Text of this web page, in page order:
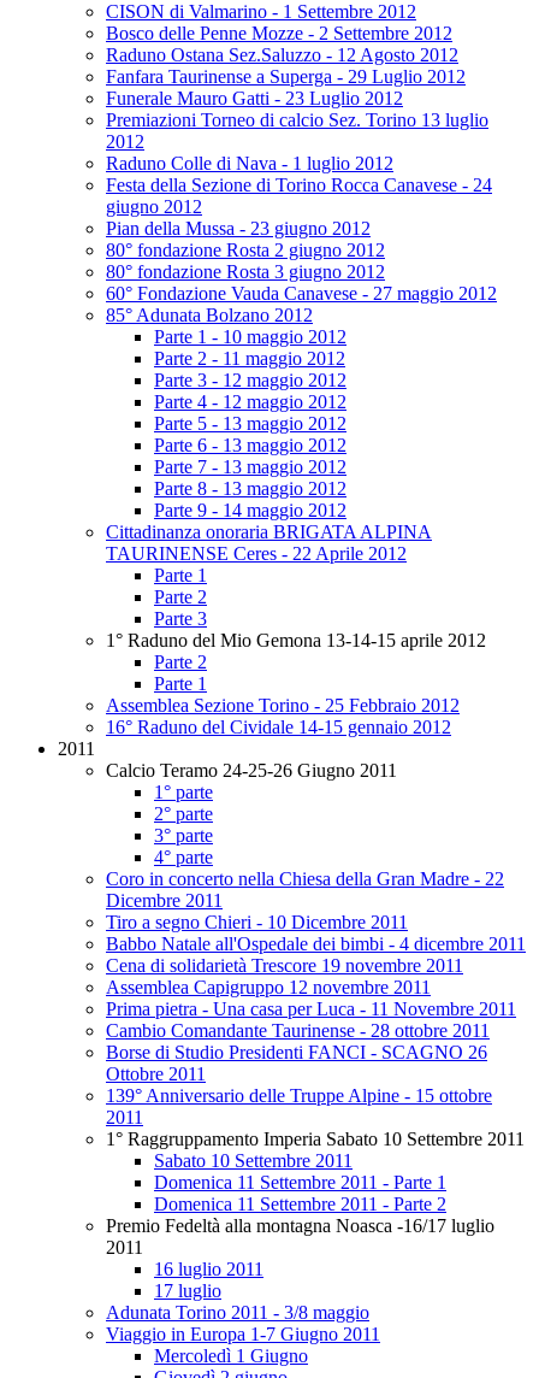
CISON di Valmarino - 1 Settembre 2012
Bosco delle Penne Mozze - 2 Settembre 2012
Raduno Ostana Sez.Saluzzo - 12 Agosto 2012
Fanfara Taurinense a Superga - 29 Luglio 2012
Funerale Mauro Gatti - 23 Luglio 2012
Premiazioni Torneo di calcio Sez. Torino 13 luglio
2012
Raduno Colle di Nava - 1 luglio 2012
Festa della Sezione di Torino Rocca Canavese - 24
giugno 2012
Pian della Mussa - 23 giugno 2012
80° fondazione Rosta 2 giugno 2012
80° fondazione Rosta 3 giugno 2012
60° Fondazione Vauda Canavese - 27 maggio 2012
85° Adunata Bolzano 2012
Parte 1 - 10 maggio 2012
Parte 2 - 11 maggio 2012
Parte 3 - 12 maggio 2012
Parte 4 - 12 maggio 2012
Parte 5 - 13 maggio 2012
Parte 6 - 13 maggio 2012
Parte 7 - 13 maggio 2012
Parte 8 - 13 maggio 2012
Parte 9 - 14 maggio 2012
Cittadinanza onoraria BRIGATA ALPINA
TAURINENSE Ceres - 22 Aprile 2012
Parte 1
Parte 2
Parte 3
1° Raduno del Mio Gemona 13-14-15 aprile 2012
Parte 2
Parte 1
Assemblea Sezione Torino - 25 Febbraio 2012
16° Raduno del Cividale 14-15 gennaio 2012
2011
Calcio Teramo 24-25-26 Giugno 2011
1° parte
2° parte
3° parte
4° parte
Coro in concerto nella Chiesa della Gran Madre - 22
Dicembre 2011
Tiro a segno Chieri - 10 Dicembre 2011
Babbo Natale all'Ospedale dei bimbi - 4 dicembre 2011
Cena di solidarietà Trescore 19 novembre 2011
Assemblea Capigruppo 12 novembre 2011
Prima pietra - Una casa per Luca - 11 Novembre 2011
Cambio Comandante Taurinense - 28 ottobre 2011
Borse di Studio Presidenti FANCI - SCAGNO 26
Ottobre 2011
139° Anniversario delle Truppe Alpine - 15 ottobre
2011
1° Raggruppamento Imperia Sabato 10 Settembre 2011
Sabato 10 Settembre 2011
Domenica 11 Settembre 2011 - Parte 1
Domenica 11 Settembre 2011 - Parte 2
Premio Fedeltà alla montagna Noasca -16/17 luglio
2011
16 luglio 2011
17 luglio
Adunata Torino 2011 - 3/8 maggio
Viaggio in Europa 1-7 Giugno 2011
Mercoledì 1 Giugno